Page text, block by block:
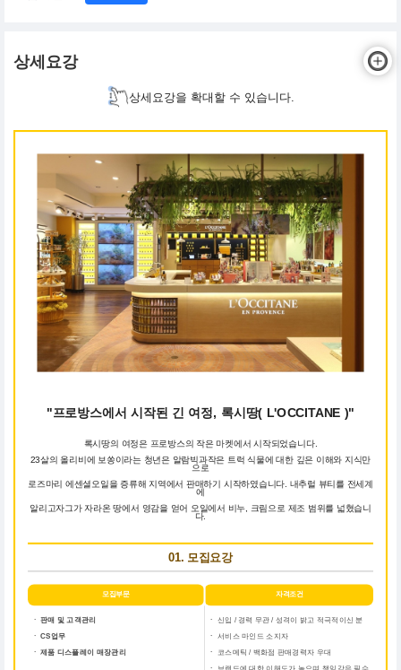
상세요강
상세요강을 확대할 수 있습니다.
"프로방스에서 시작된 긴 여정, 록시땅( L'OCCITANE )"
록시땅의 여정은 프로방스의 작은 마켓에서 시작되었습니다.
23살의 올리비에 보쏭이라는 청년은 알람빅과작은 트럭 식물에 대한 깊은 이해와 지식만
으로
로즈마리 에센셜오일을 증류해 지역에서 판매하기 시작하였습니다. 내추럴 뷰티를 전세계
에
알리고자그가 자라온 땅에서 영감을 얻어 오일에서 비누, 크림으로 제조 범위를 넓혔습니
다.
01. 모집요강
모집부문 자격조건
ㆍ 판매 및 고객관리
ㆍ CS업무
ㆍ 제품 디스플레이 매장관리
ㆍ
신입 / 경력 무관 / 성격이 밝고 적극적이신 분
ㆍ
서비스 마인드 소지자
ㆍ
코스메틱 / 백화점 판매경력자 우대